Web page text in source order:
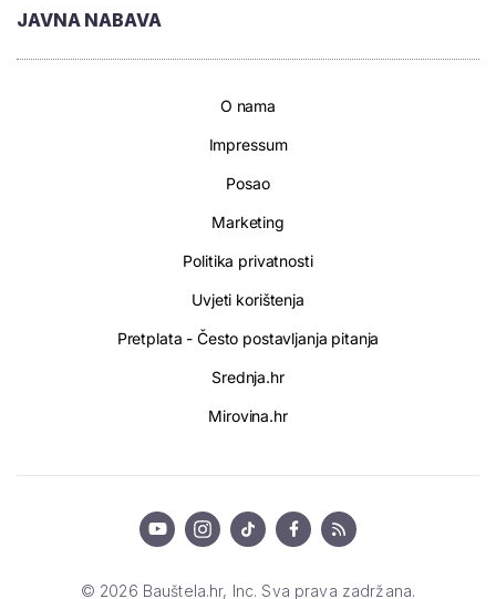
JAVNA NABAVA
O nama
Impressum
Posao
Marketing
Politika privatnosti
Uvjeti korištenja
Pretplata - Često postavljanja pitanja
Srednja.hr
Mirovina.hr
© 2026 Bauštela.hr, Inc. Sva prava zadržana.